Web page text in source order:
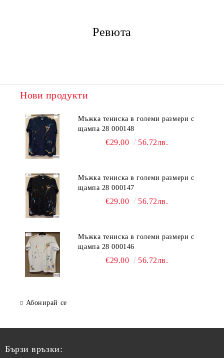
Ревюта
Нови продукти
Мъжка тениска в големи размери с
щампа 28 000148
€29.00 56.72лв.
Мъжка тениска в големи размери с
щампа 28 000147
€29.00 56.72лв.
Мъжка тениска в големи размери с
щампа 28 000146
€29.00 56.72лв.
Абонирай се
Бързи връзки: